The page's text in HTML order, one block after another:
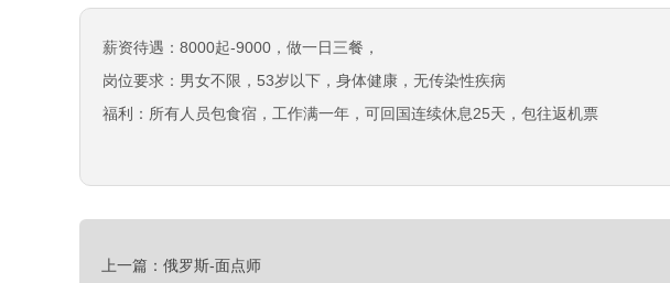
薪资待遇：8000起-9000，做一日三餐，
岗位要求：男女不限，53岁以下，身体健康，无传染性疾病
福利：所有人员包食宿，工作满一年，可回国连续休息25天，包往返机票
上一篇：俄罗斯-面点师